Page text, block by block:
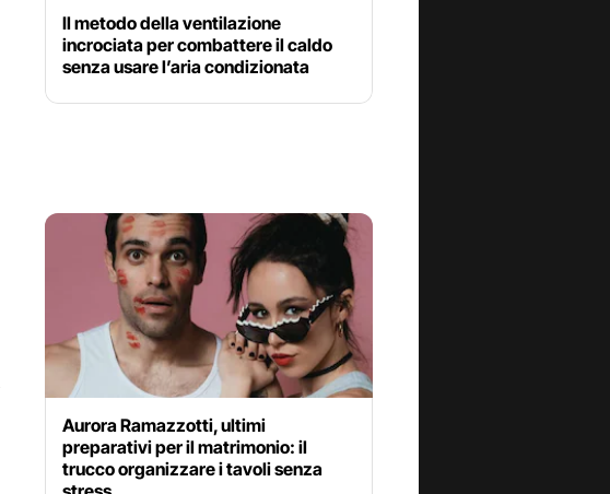
Il metodo della ventilazione
incrociata per combattere il caldo
senza usare l’aria condizionata
Aurora Ramazzotti, ultimi
preparativi per il matrimonio: il
trucco organizzare i tavoli senza